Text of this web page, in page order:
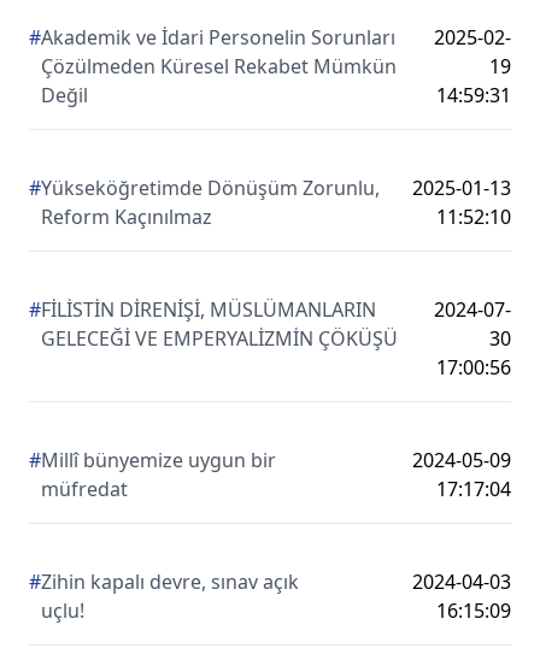
#Akademik ve İdari Personelin Sorunları
Çözülmeden Küresel Rekabet Mümkün
Değil
2025-02-
19
14:59:31
#Yükseköğretimde Dönüşüm Zorunlu,
Reform Kaçınılmaz
2025-01-13
11:52:10
#FİLİSTİN DİRENİŞİ, MÜSLÜMANLARIN
GELECEĞİ VE EMPERYALİZMİN ÇÖKÜŞÜ
2024-07-
30
17:00:56
#Millî bünyemize uygun bir
müfredat
2024-05-09
17:17:04
#Zihin kapalı devre, sınav açık
uçlu!
2024-04-03
16:15:09